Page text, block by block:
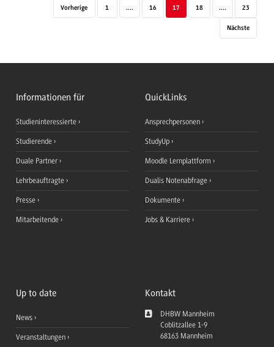
Vorherige 1 .... 16 17 18 .... 23
Nächste
Informationen für
Studieninteressierte
Studierende
Duale Partner
Lehrbeauftragte
Presse
Mitarbeitende
QuickLinks
Ansprechpersonen
StudyUp
Moodle Lernplattform
Dualis Notenabfrage
Dokumente
Jobs & Karriere
Up to date
News
Veranstaltungen
Kontakt
DHBW Mannheim
Coblitzallee 1-9
68163 Mannheim